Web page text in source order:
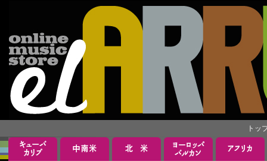
トッ